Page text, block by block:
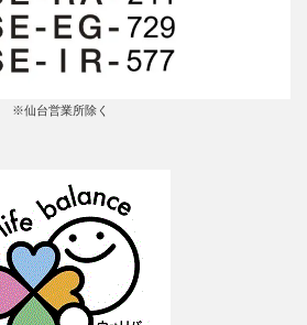
※仙台営業所除く